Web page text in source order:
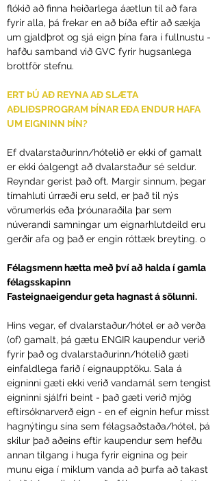
flókið að finna heiðarlega áætlun til að fara
fyrir alla, þá frekar en að bíða eftir að sækja
um gjaldþrot og sjá eign þína fara í fullnustu -
hafðu samband við GVC fyrir hugsanlega
brottför stefnu.
ERT ÞÚ AÐ REYNA AÐ SLÆTA
AÐLIÐSPROGRAM ÞÍNAR EÐA ENDUR HAFA
UM EIGNINN ÞÍN?
Ef dvalarstaðurinn/hótelið er ekki of gamalt
er ekki óalgengt að dvalarstaður sé seldur.
Reyndar gerist það oft. Margir sinnum, þegar
tímahluti úrræði eru seld, er það til nýs
vörumerkis eða þróunaraðila þar sem
núverandi samningar um eignarhlutdeild eru
gerðir afa og það er engin róttæk breyting. o
Félagsmenn hætta með því að halda í gamla
félagsskapinn
Fasteignaeigendur geta hagnast á sölunni.
Hins vegar, ef dvalarstaður/hótel er að verða
(of) gamalt, þá gætu ENGIR kaupendur verið
fyrir það og dvalarstaðurinn/hótelið gæti
einfaldlega farið í eignaupptöku. Sala á
eigninni gæti ekki verið vandamál sem tengist
eigninni sjálfri beint - það gæti verið mjög
eftirsóknarverð eign - en ef eignin hefur misst
hagnýtingu sína sem félagsaðstaða/hótel, þá
skilur það aðeins eftir kaupendur sem hefðu
annan tilgang í huga fyrir eignina og þeir
munu eiga í miklum vanda að þurfa að takast